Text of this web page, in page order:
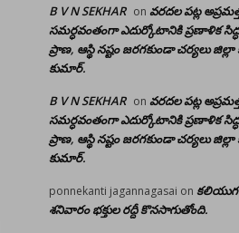
B V N SEKHAR on వరదల పట్ల
సమర్ధవంతంగా ఎదుర్కోటానికి ప్రణాళిక
ప్రాణ, ఆస్థి నష్టం జరగకుండా చర్యలు
కుమార్.
B V N SEKHAR on వరదల పట్ల
సమర్ధవంతంగా ఎదుర్కోటానికి ప్రణాళిక
ప్రాణ, ఆస్థి నష్టం జరగకుండా చర్యలు
కుమార్.
ponnekanti jagannagasai on
శనివారం భక్తుల రద్దీ కొనసాగుతోంది.